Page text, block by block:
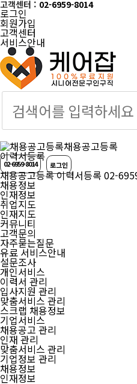
고객센터 : 02-6959-8014
로그인
회원가입
고객센터
서비스안내
채용공고등록
이력서등록
02-6959-8014 로그인
채용공고등록이력서등록 02-
채용정보
인재정보
취업지도
인재지도
커뮤니티
고객문의
자주묻는질문
유료 서비스안내
설문조사
개인서비스
이력서 관리
입사지원 관리
맞춤서비스 관리
스크랩 채용정보
기업서비스
채용공고 관리
인재 관리
맞춤서비스 관리
기업정보 관리
채용정보
인재정보